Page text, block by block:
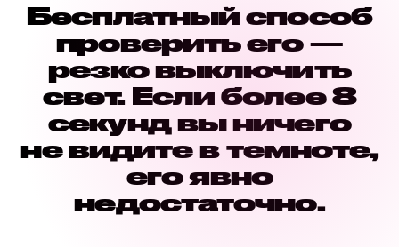
Бесплатный способ
проверить его —
резко выключить
свет. Если более 8
секунд вы ничего
не видите в темноте,
его явно
недостаточно.